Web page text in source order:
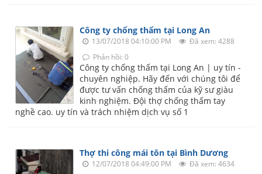
Công ty chống thấm tại Long An
13/07/2018 04:10:00 PM
Đã xem: 4288
Phản hồi: 0
Công ty chống thấm tại Long An | uy tín -
chuyên nghiệp. Hãy đến với chúng tôi để
được tư vấn chống thấm của kỹ sư giàu
kinh nghiệm. Đội thợ chống thấm tay
nghề cao. uy tín và trách nhiệm dịch vụ số 1
Thợ thi công mái tôn tại Bình Dương
12/07/2018 04:49:00 PM
Đã xem: 4634